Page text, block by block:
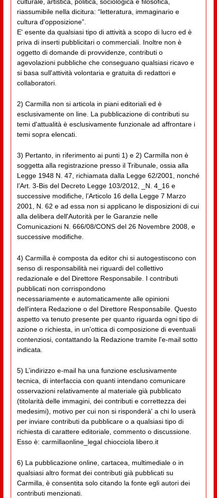
riassumibile nella dicitura: “letteratura, immaginario e
cultura d'opposizione”.
E' esente da qualsiasi tipo di attività a scopo di lucro ed è
priva di inserti pubblicitari o commerciali. Inoltre non è
oggetto di domande di provvidenze, contributi o
agevolazioni pubbliche che conseguano qualsiasi ricavo e
si basa sull'attività volontaria e gratuita di redattori e
collaboratori.
2) Carmilla non si articola in piani editoriali ed è
esclusivamente on line. La pubblicazione di contributi su
temi d'attualità è esclusivamente funzionale ad affrontare i
temi sopra elencati.
3) Pertanto, in riferimento ai punti 1) e 2) Carmilla non è
soggetta alla registrazione presso il Tribunale, ossia alla
Legge 1948 N. 47, richiamata dalla Legge 62/2001, nonché
l’Art. 3-Bis del Decreto Legge 103/2012, _N. 4_16 e
successive modifiche, l’Articolo 16 della Legge 7 Marzo
2001, N. 62 e ad essa non si applicano le disposizioni di cui
alla delibera dell'Autorità per le Garanzie nelle
Comunicazioni N. 666/08/CONS del 26 Novembre 2008, e
successive modifiche.
4) Carmilla è composta da editor chi si autogestiscono con
senso di responsabilità nei riguardi del collettivo
redazionale e del Direttore Responsabile. I contributi
pubblicati non corrispondono
necessariamente e automaticamente alle opinioni
dell'intera Redazione o del Direttore Responsabile. Questo
aspetto va tenuto presente per quanto riguarda ogni tipo di
azione o richiesta, in un'ottica di composizione di eventuali
contenziosi, contattando la Redazione tramite l'e-mail sotto
indicata.
5) L’indirizzo e-mail ha una funzione esclusivamente
tecnica, di interfaccia con quanti intendano comunicare
osservazioni relativamente al materiale già pubblicato
(titolarità delle immagini, dei contributi e correttezza dei
medesimi), motivo per cui non si risponderà' a chi lo userà
per inviare contributi da pubblicare o a qualsiasi tipo di
richiesta di carattere editoriale, commento o discussione.
Esso è: carmillaonline_legal chiocciola libero.it
6) La pubblicazione online, cartacea, multimediale o in
qualsiasi altro format dei contributi già pubblicati su
Carmilla, è consentita solo citando la fonte egli autori dei
contributi menzionati.